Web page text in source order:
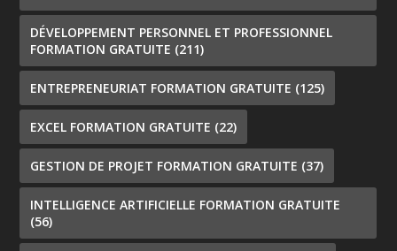
DÉVELOPPEMENT PERSONNEL ET PROFESSIONNEL
FORMATION GRATUITE (211)
ENTREPRENEURIAT FORMATION GRATUITE (125)
EXCEL FORMATION GRATUITE (22)
GESTION DE PROJET FORMATION GRATUITE (37)
INTELLIGENCE ARTIFICIELLE FORMATION GRATUITE
(56)